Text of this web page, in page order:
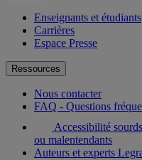
Enseignants et étudiants
Carrières
Espace Presse
Ressources
Nous contacter
FAQ - Questions
Accessibilité sourds
ou malentendants
Auteurs et experts